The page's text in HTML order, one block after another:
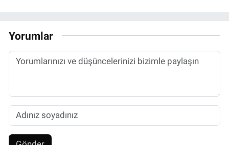
Yorumlar